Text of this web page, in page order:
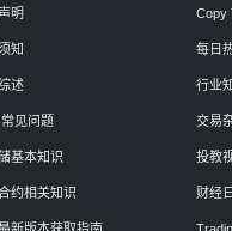
明
知
述
见问题
基本知识
约相关知识
Copy
每日
行业
交易
投教
财经